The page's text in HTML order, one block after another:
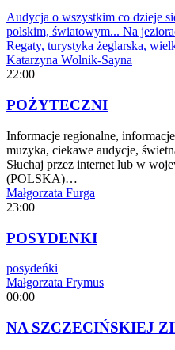
Audycja o wszystkim co dzieje
polskim, światowym... Na
Regaty, turystyka żeglarska,
Katarzyna Wolnik-Sayna
22:00
POŻYTECZNI
Informacje regionalne,
muzyka, ciekawe audycje,
Słuchaj przez internet lub w
(POLSKA)…
Małgorzata Furga
23:00
POSYDENKI
posydeńki
Małgorzata Frymus
00:00
NA SZCZECIŃSKIEJ